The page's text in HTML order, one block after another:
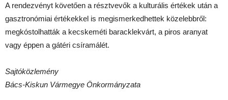
A rendezvényt követően a résztvevők a kulturális értékek után a
gasztronómiai értékekkel is megismerkedhettek közelebbről:
megkóstolhatták a kecskeméti baracklekvárt, a piros aranyat
vagy éppen a gátéri csíramálét.
Sajtóközlemény
Bács-Kiskun Vármegye Önkormányzata